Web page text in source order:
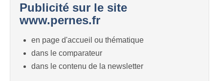
Publicité sur le site
www.pernes.fr
en page d'accueil ou thématique
dans le comparateur
dans le contenu de la newsletter